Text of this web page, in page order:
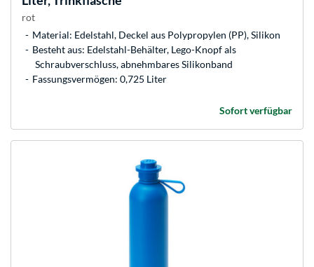
rot
Material: Edelstahl, Deckel aus Polypropylen (PP), Silikon
Besteht aus: Edelstahl-Behälter, Lego-Knopf als
Schraubverschluss, abnehmbares Silikonband
Fassungsvermögen: 0,725 Liter
Sofort verfügbar